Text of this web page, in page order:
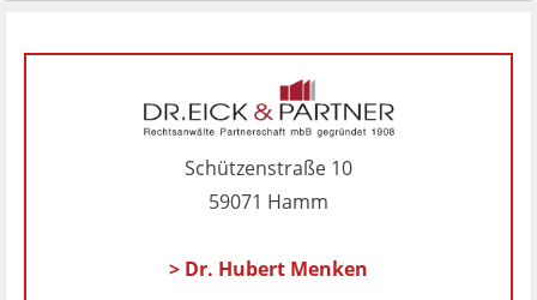
Schützenstraße 10
59071 Hamm
> Dr. Hubert Menken